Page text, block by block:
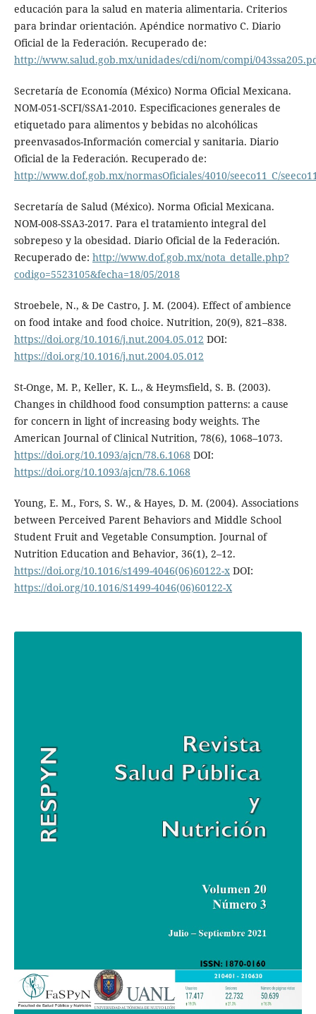
educación para la salud en materia alimentaria. Criterios
para brindar orientación. Apéndice normativo C. Diario
Oficial de la Federación. Recuperado de:
http://www.salud.gob.mx/unidades/cdi/nom/compi/
Secretaría de Economía (México) Norma Oficial Mexicana.
NOM-051-SCFI/SSA1-2010. Especificaciones generales de
etiquetado para alimentos y bebidas no alcohólicas
preenvasados-Información comercial y sanitaria. Diario
Oficial de la Federación. Recuperado de:
http://www.dof.gob.mx/normasOficiales/4010/seeco11_C/
Secretaría de Salud (México). Norma Oficial Mexicana.
NOM-008-SSA3-2017. Para el tratamiento integral del
sobrepeso y la obesidad. Diario Oficial de la Federación.
Recuperado de: http://www.dof.gob.mx/nota_detalle.php?
codigo=5523105&fecha=18/05/2018
Stroebele, N., & De Castro, J. M. (2004). Effect of ambience
on food intake and food choice. Nutrition, 20(9), 821–838.
https://doi.org/10.1016/j.nut.2004.05.012 DOI:
https://doi.org/10.1016/j.nut.2004.05.012
St-Onge, M. P., Keller, K. L., & Heymsfield, S. B. (2003).
Changes in childhood food consumption patterns: a cause
for concern in light of increasing body weights. The
American Journal of Clinical Nutrition, 78(6), 1068–1073.
https://doi.org/10.1093/ajcn/78.6.1068 DOI:
https://doi.org/10.1093/ajcn/78.6.1068
Young, E. M., Fors, S. W., & Hayes, D. M. (2004). Associations
between Perceived Parent Behaviors and Middle School
Student Fruit and Vegetable Consumption. Journal of
Nutrition Education and Behavior, 36(1), 2–12.
https://doi.org/10.1016/s1499-4046(06)60122-xDOI:
https://doi.org/10.1016/S1499-4046(06)60122-X